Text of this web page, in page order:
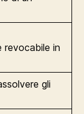
in
gli